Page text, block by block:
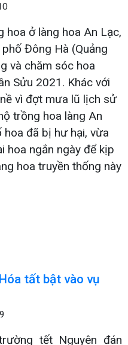
hoa ở làng hoa An Lạc,
Đông Hà (Quảng
và chăm sóc hoa
Sửu 2021. Khác với
vì đợt mưa lũ lịch sử
trồng hoa làng An
đã bị hư hại, vừa
hoa ngắn ngày để kịp
hoa truyền thống này
tất bật vào vụ
tết Nguyên đán